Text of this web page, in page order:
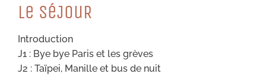
Le SéJouR
Introduction
J1 : Bye bye Paris et les grèves
J2 : Taïpei, Manille et bus de nuit